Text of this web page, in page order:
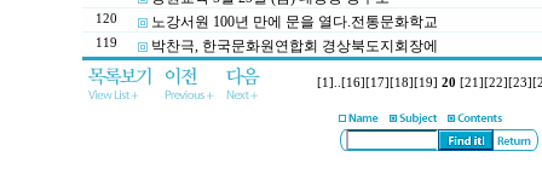
120 노강서원 100년 만에 문을 열다.전통문화학교
119 박찬극, 한국문화원연합회 경상북도지회장에
[1] [16] [17] [18] [19] 20 [21] [22] [23]